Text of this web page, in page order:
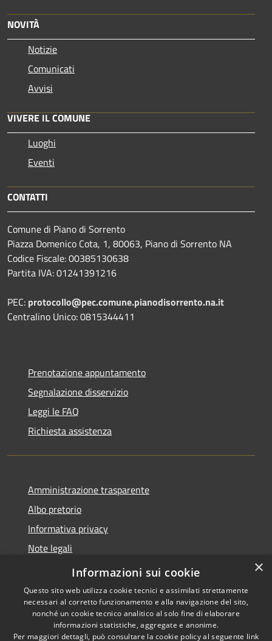
NOVITÀ
Notizie
Comunicati
Avvisi
VIVERE IL COMUNE
Luoghi
Eventi
CONTATTI
Comune di Piano di Sorrento
Piazza Domenico Cota, 1, 80063, Piano di Sorrento NA
Codice Fiscale: 00385130638
Partita IVA: 01241391216
PEC: protocollo@pec.comune.pianodisorrento.na.it
Centralino Unico: 0815344411
Prenotazione appuntamento
Segnalazione disservizio
Leggi le FAQ
Richiesta assistenza
Amministrazione trasparente
Albo pretorio
Informativa privacy
Note legali
Dichiarazione di accessibilità
Copyright © 2026 • Comune di
×
Informazioni sui cookie
Questo sito web utilizza cookie tecnici e assimilati strettamente
necessari al corretto funzionamento e alla navigazione del sito,
nonché un cookie tecnico analitico al solo fine di elaborare
informazioni statistiche, aggregate e anonime.
Per maggiori dettagli, può consultare la cookie policy al seguente link